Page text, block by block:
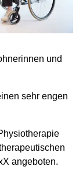
und
sehr engen
angeboten.